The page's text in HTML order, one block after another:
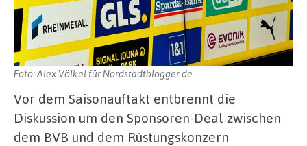
Foto: Alex Völkel für Nordstadtblogger.de
Vor dem Saisonauftakt entbrennt die
Diskussion um den Sponsoren-Deal zwischen
dem BVB und dem Rüstungskonzern